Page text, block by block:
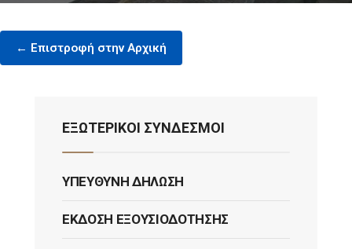
← Επιστροφή στην Αρχική
ΕΞΩΤΕΡΙΚΟΙ ΣΥΝΔΕΣΜΟΙ
ΥΠΕΎΘΥΝΗ ΔΉΛΩΣΗ
ΈΚΔΟΣΗ ΕΞΟΥΣΙΟΔΌΤΗΣΗΣ